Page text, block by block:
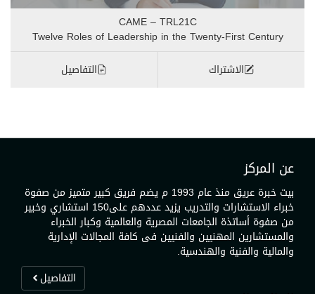
CAME – TRL21C
Twelve Roles of Leadership in the Twenty-First Century
الاشتراك
التفاصيل
عن المركز
بيت خبرة عريق منذ عام 1993 م يضم فريق كبير متميز من صفوة
خبراء الاستشارات والتدريب يزيد عددهم على150 استشاري وخبير
من صفوة أساتذة الجامعات المصرية والعالمية وكبار الخبراء
والمستشارين المهنيين والفنيين فى كافة المجالات الإدارية
والمالية والفنية والهندسية.
التفاصيل